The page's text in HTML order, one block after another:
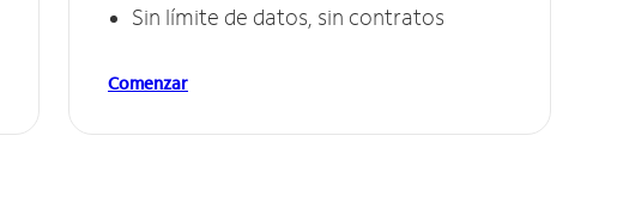
Sin límite de datos, sin contratos
Comenzar